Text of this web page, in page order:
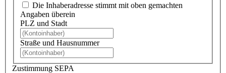
Die Inhaberadresse stimmt mit oben gemachten
Angaben überein
PLZ und Stadt
Straße und Hausnummer
Zustimmung SEPA